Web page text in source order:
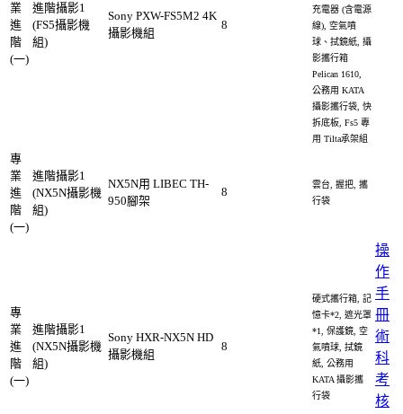
業
進
階
(一)
進階攝影1
(FS5攝影機
組)
Sony PXW-FS5M2 4K
攝影機組
8
充電器 (含電源
線), 空氣噴
球、拭鏡紙, 攝
影攜行箱
Pelican 1610,
公務用 KATA
攝影攜行袋, 快
拆底板, Fs5 專
用 Tilta承架組
專
業
進
階
(一)
進階攝影1
(NX5N攝影機
組)
NX5N用 LIBEC TH-
950腳架
8
雲台, 握把, 攜
行袋
專
業
進
階
(一)
進階攝影1
(NX5N攝影機
組)
Sony HXR-NX5N HD
攝影機組
8
硬式攜行箱, 記
憶卡*2, 遮光罩
*1, 保護鏡, 空
氣噴球, 拭鏡
紙, 公務用
KATA 攝影攜
行袋
操
作
手
冊
術
科
考
核